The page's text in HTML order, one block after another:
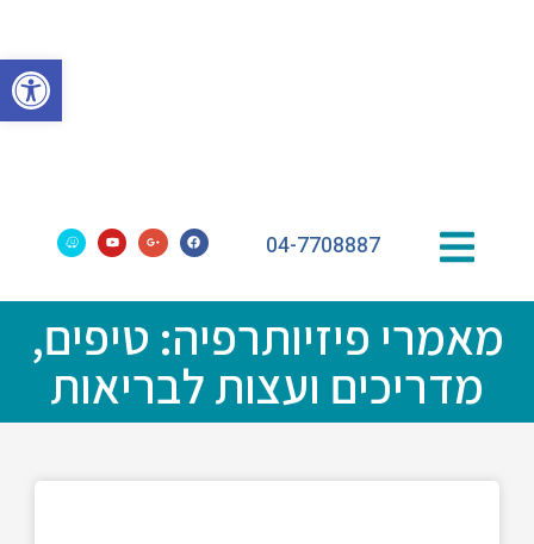
פתח
04-7708887
מאמרי פיזיותרפיה: טיפים,
מדריכים ועצות לבריאות